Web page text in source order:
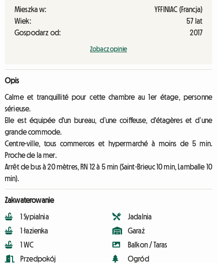
Mieszka w:
YFFINIAC (Francja)
Wiek:
57 lat
Gospodarz od:
2017
Zobacz opinie
Opis
Calme et tranquillité pour cette chambre au 1er étage, personne
sérieuse.
Elle est équipée d'un bureau, d’une coiffeuse, d'étagères et d’une
grande commode.
Centre-ville, tous commerces et hypermarché à moins de 5 min.
Proche de la mer.
Arrêt de bus à 20 mètres, RN 12 à 5 min (Saint-Brieuc 10 min, Lamballe 10
min).
Zakwaterowanie
1 Sypialnia
1 łazienka
1 WC
Przedpokój
Jadalnia
Garaż
Balkon / Taras
Ogród